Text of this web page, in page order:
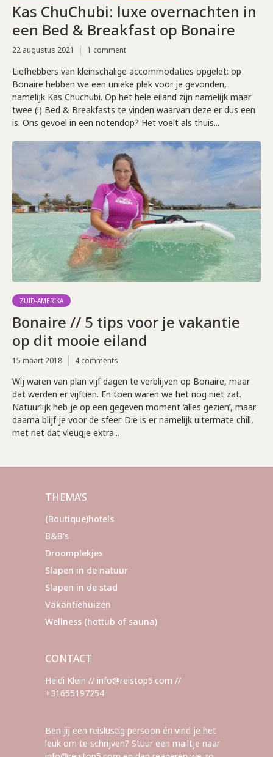
Kas ChuChubi: luxe overnachten in
een Bed & Breakfast op Bonaire
22 augustus 2021 1 comment
Liefhebbers van kleinschalige accommodaties opgelet: op
Bonaire hebben we een unieke plek voor je gevonden,
namelijk Kas Chuchubi. Op het hele eiland zijn namelijk maar
twee (!) Bed & Breakfasts te vinden waarvan deze er dus een
is. Ons gevoel in een notendop? Het voelt als thuis...
ZUID-AMERIKA
Bonaire // 5 tips voor je vakantie
op dit mooie eiland
15 maart 2018 4 comments
Wij waren van plan vijf dagen te verblijven op Bonaire, maar
dat werden er vijftien. En toen waren we het nog niet zat.
Natuurlijk heb je op een gegeven moment ‘alles gezien’, maar
daarna blijf je voor de sfeer. Die is er namelijk uitermate chill,
met net dat vleugje extra...
THEMA’S
(Boutique)hotels
B&B's
Droomplekjes
Slapen in de natuur
Slapen in de stad
Vakantiehuizen
Wellness (hottub of sauna)
CONTACT
Heidi Klein // info@reistop5.com //
+31655197254
Ben jij een reislustig persoon én vind je het
leuk om te schrijven? Stuur een mailtje naar